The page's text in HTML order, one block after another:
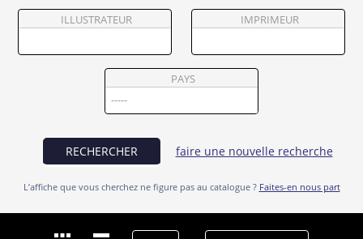
Vendre
ILLUSTRATEUR IMPRIMEUR
PAYS
RECHERCHER faire une nouvelle recherche
L’affiche que vous cherchez ne figure pas au catalogue ? Faites-en nous part